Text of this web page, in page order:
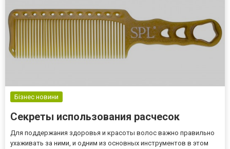
Бізнес новини
Секреты использования расчесок
Для поддержания здоровья и красоты волос важно правильно
ухаживать за ними, и одним из основных инструментов в этом